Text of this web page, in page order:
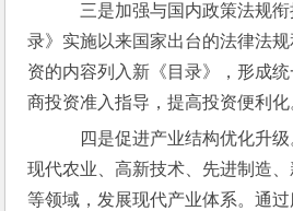
三是加强与国内政策法规衔
录》实施以来国家出台的法律法
资的内容列入新《目录》，形成
商投资准入指导，提高投资便利化
四是促进产业结构优化升级
现代农业、高新技术、先进制造
等领域，发展现代产业体系。通